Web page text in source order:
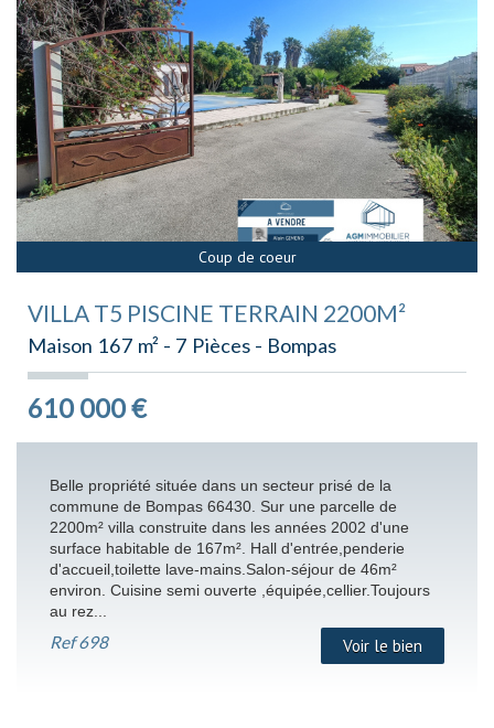
Coup de coeur
VILLA T5 PISCINE TERRAIN 2200M²
Maison 167 m² - 7 Pièces - Bompas
610 000€
Belle propriété située dans un secteur prisé de la
commune de Bompas 66430. Sur une parcelle de
2200m² villa construite dans les années 2002 d'une
surface habitable de 167m². Hall d'entrée,penderie
d'accueil,toilette lave-mains.Salon-séjour de 46m²
environ. Cuisine semi ouverte ,équipée,cellier.Toujours
au rez...
Ref698 Voir le bien